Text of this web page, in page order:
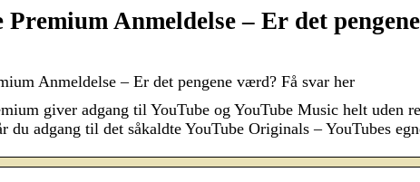
Premium Anmeldelse – Er det
Anmeldelse – Er det pengene værd? Få svar her
giver adgang til YouTube og YouTube Music helt uden
du adgang til det såkaldte YouTube Originals – YouTubes